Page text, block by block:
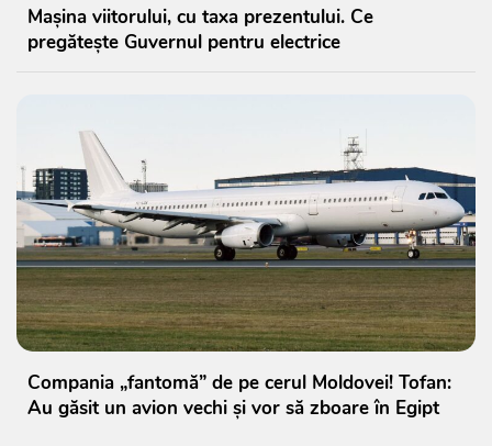
Mașina viitorului, cu taxa prezentului. Ce
pregătește Guvernul pentru electrice
Compania „fantomă” de pe cerul Moldovei! Tofan:
Au găsit un avion vechi și vor să zboare în Egipt